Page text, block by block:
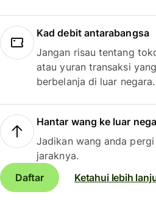
Kad debit antarabangsa
Jangan risau tentang
atau yuran transaksi
berbelanja di luar negara.
Hantar wang ke luar
Jadikan wang anda
jaraknya.
Daftar
Ketahui lebih